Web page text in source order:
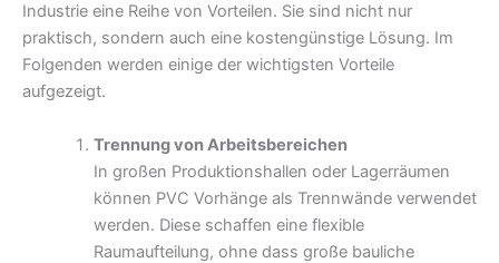
Industrie eine Reihe von Vorteilen. Sie sind nicht nur
praktisch, sondern auch eine kostengünstige Lösung. Im
Folgenden werden einige der wichtigsten Vorteile
aufgezeigt.
Trennung von Arbeitsbereichen
In großen Produktionshallen oder Lagerräumen
können PVC Vorhänge als Trennwände verwendet
werden. Diese schaffen eine flexible
Raumaufteilung, ohne dass große bauliche